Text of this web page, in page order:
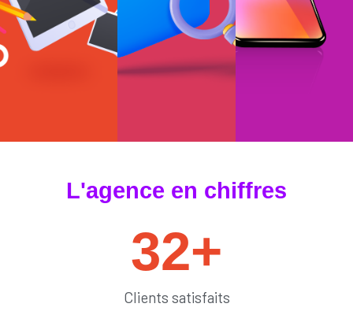
#tendances
L'agence en chiffres
32+
Clients satisfaits